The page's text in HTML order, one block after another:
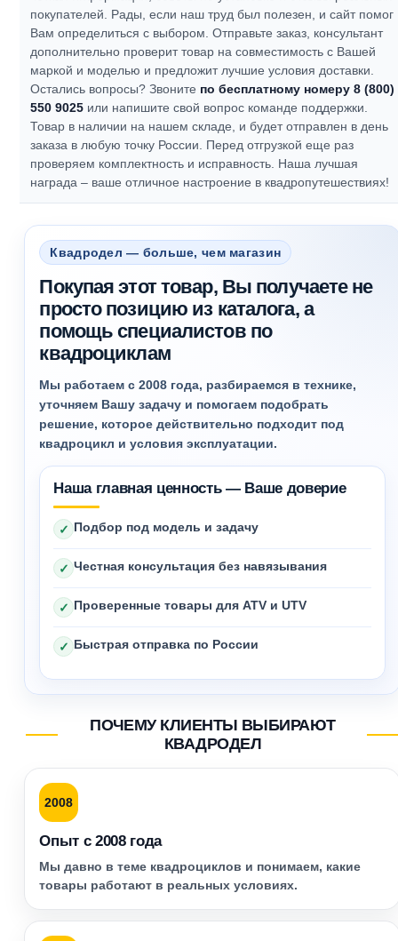
покупателей. Рады, если наш труд был полезен, и сайт помог
Вам определиться с выбором.Отправьте заказ, консультант
дополнительно проверит товар на совместимость с Вашей
маркой и моделью и предложит лучшие условия доставки.
Остались вопросы? Звоните по бесплатному номеру 8 (800)
550 9025 или напишите свой вопрос команде поддержки.
Товар в наличии на нашем складе, и будет отправлен в день
заказа в любую точку России. Перед отгрузкой еще раз
проверяем комплектность и исправность. Наша лучшая
награда – ваше отличное настроение в квадропутешествиях!
Квадродел — больше, чем магазин
Покупая этот товар, Вы получаете не
просто позицию из каталога, а
помощь специалистов по
квадроциклам
Мы работаем с 2008 года, разбираемся в технике,
уточняем Вашу задачу и помогаем подобрать
решение, которое действительно подходит под
квадроцикл и условия эксплуатации.
Наша главная ценность — Ваше доверие
✓ Подбор под модель и задачу
✓ Честная консультация без навязывания
✓ Проверенные товары для ATV и UTV
✓ Быстрая отправка по России
ПОЧЕМУ КЛИЕНТЫ ВЫБИРАЮТ
КВАДРОДЕЛ
2008
Опыт с 2008 года
Мы давно в теме квадроциклов и понимаем, какие
товары работают в реальных условиях.